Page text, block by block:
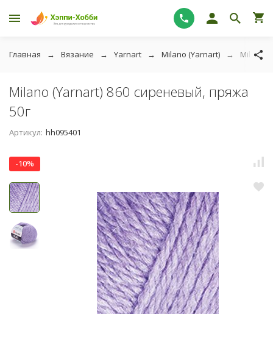
Главная Вязание Yarnart Milano (Yarnart) Milano
Milano (Yarnart) 860 сиреневый, пряжа
50г
Артикул: hh095401
-10%